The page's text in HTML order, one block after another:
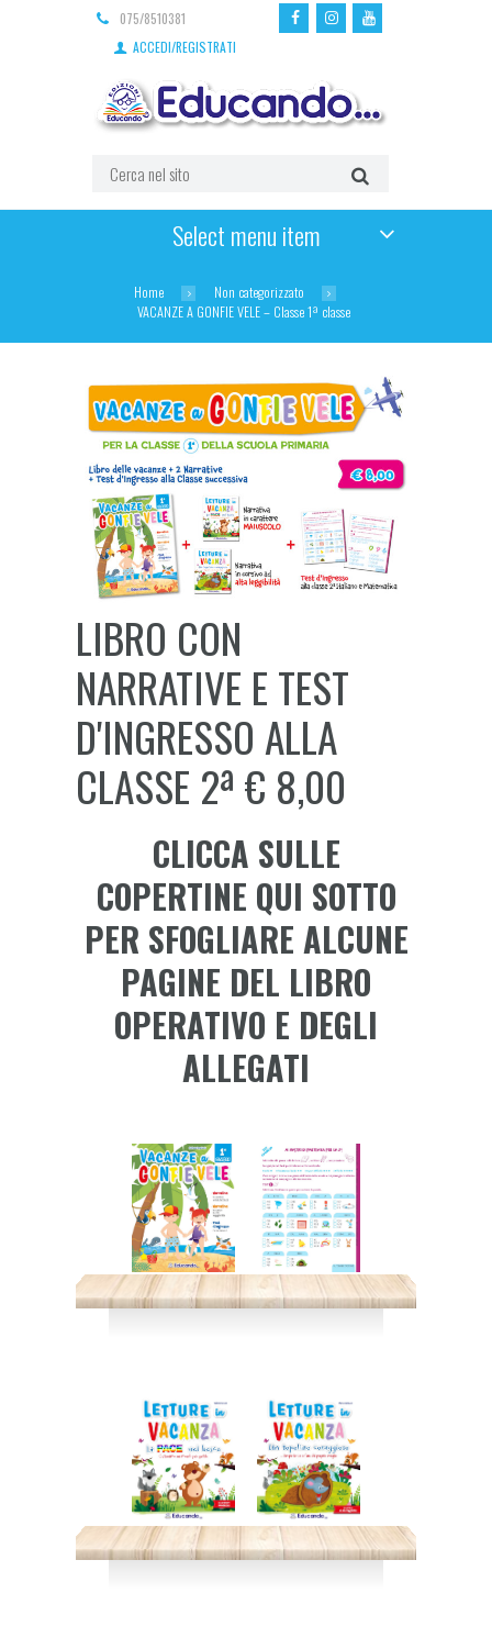
075/8510381
ACCEDI/REGISTRATI
Select menu item
Home
Non categorizzato
VACANZE A GONFIE VELE – Classe 1ª classe
LIBRO CON
NARRATIVE E TEST
D'INGRESSO ALLA
CLASSE 2ª € 8,00
CLICCA SULLE
COPERTINE QUI SOTTO
PER SFOGLIARE ALCUNE
PAGINE DEL LIBRO
OPERATIVO E DEGLI
ALLEGATI